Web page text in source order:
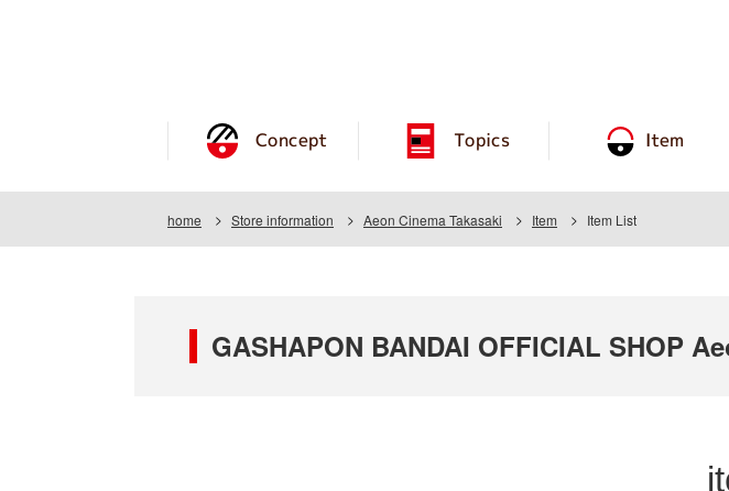
Concept Topics Item
home Store information Aeon Cinema Takasaki Item Item List
GASHAPON BANDAI OFFICIAL SHOP